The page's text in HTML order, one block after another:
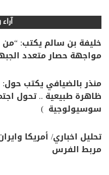
خليفة بن سالم يكتب:
مواجهة حصار متعدد
منذر بالضيافي يكتب حول:
ظاهرة طبيعية .. تحول
سوسيولوجية )
تحليل اخباري/ أمريكا
مربط الفرس